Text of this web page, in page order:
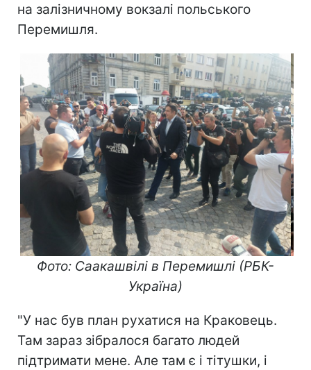
на залізничному вокзалі польського
Перемишля.
Фото: Саакашвілі в Перемишлі (РБК-
Україна)
"У нас був план рухатися на Краковець.
Там зараз зібралося багато людей
підтримати мене. Але там є і тітушки, і